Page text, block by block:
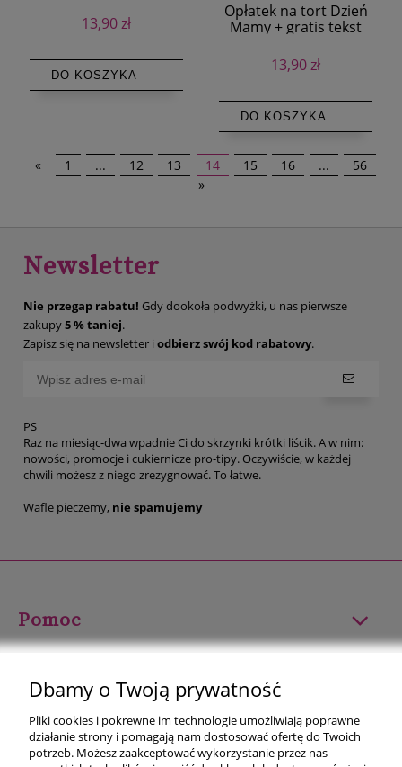
13,90 zł
DO KOSZYKA
Opłatek na tort Dzień
Mamy + gratis tekst
13,90 zł
DO KOSZYKA
« 1 ... 12 13 14 15 16 ...
56
»
Newsletter
Nie przegap rabatu! Gdy dookoła podwyżki, u nas pierwsze
zakupy5 % taniej.
Zapisz się na newsletter i odbierz swój kod rabatowy.
PS
Raz na miesiąc-dwa wpadnie Ci do skrzynki krótki liścik. A w nim:
nowości, promocje i cukiernicze pro-tipy. Oczywiście, w każdej
chwili możesz z niego zrezygnować. To łatwe.
Wafle pieczemy, nie spamujemy
Pomoc
Płatności i dostawa
Informacje
Dbamy o Twoją prywatność
Pliki cookies i pokrewne im technologie umożliwiają poprawne
działanie strony i pomagają nam dostosować ofertę do Twoich
potrzeb. Możesz zaakceptować wykorzystanie przez nas